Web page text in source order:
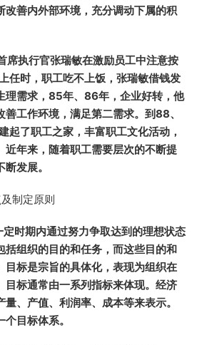
改善内外部环境，充分调动下属的积
席执行官张瑞敏在激励员工中注意按
任时，职工吃不上饭，张瑞敏借钱发
理需求，85年、86年，企业好转，他
工作环境，满足第二需求。到88、
起了职工之家，丰富职工文化活动，
近年来，随着职工需要层次的不断提
发展。
制定原则
时期内通过努力争取达到的理想状态
括组织的目的和任务，而这些目的和
目标是宗旨的具体化，表现为组织在
目标通常由一系列指标来体现。经济
、产值、利润率、成本等来表示。
目标体系。